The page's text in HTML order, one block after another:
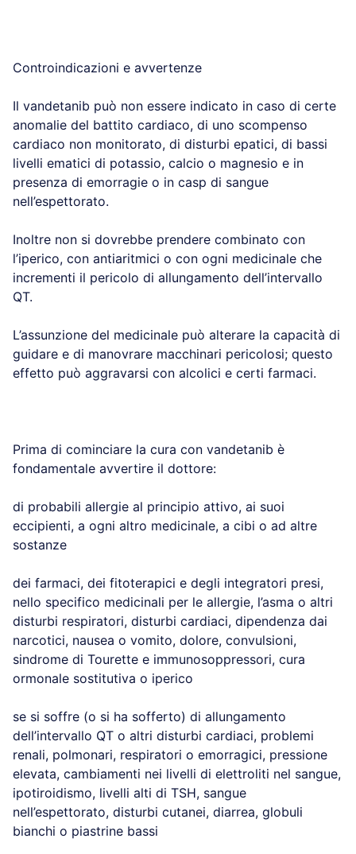
Controindicazioni e avvertenze
Il vandetanib può non essere indicato in caso di certe
anomalie del battito cardiaco, di uno scompenso
cardiaco non monitorato, di disturbi epatici, di bassi
livelli ematici di potassio, calcio o magnesio e in
presenza di emorragie o in casp di sangue
nell’espettorato.
Inoltre non si dovrebbe prendere combinato con
l’iperico, con antiaritmici o con ogni medicinale che
incrementi il pericolo di allungamento dell’intervallo
QT.
L’assunzione del medicinale può alterare la capacità di
guidare e di manovrare macchinari pericolosi; questo
effetto può aggravarsi con alcolici e certi farmaci.
Prima di cominciare la cura con vandetanib è
fondamentale avvertire il dottore:
di probabili allergie al principio attivo, ai suoi
eccipienti, a ogni altro medicinale, a cibi o ad altre
sostanze
dei farmaci, dei fitoterapici e degli integratori presi,
nello specifico medicinali per le allergie, l’asma o altri
disturbi respiratori, disturbi cardiaci, dipendenza dai
narcotici, nausea o vomito, dolore, convulsioni,
sindrome di Tourette e immunosoppressori, cura
ormonale sostitutiva o iperico
se si soffre (o si ha sofferto) di allungamento
dell’intervallo QT o altri disturbi cardiaci, problemi
renali, polmonari, respiratori o emorragici, pressione
elevata, cambiamenti nei livelli di elettroliti nel sangue,
ipotiroidismo, livelli alti di TSH, sangue
nell’espettorato, disturbi cutanei, diarrea, globuli
bianchi o piastrine bassi